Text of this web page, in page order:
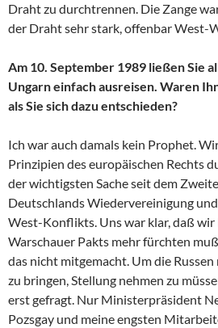
Draht zu durchtrennen. Die Zange
der Draht sehr stark, offenbar West-
Am 10. September 1989 ließen Sie
Ungarn einfach ausreisen. Waren
als Sie sich dazu entschieden?
Ich war auch damals kein Prophet.
Prinzipien des europäischen Rechts
der wichtigsten Sache seit dem
Deutschlands Wiedervereinigung
West-Konflikts. Uns war klar, daß
Warschauer Pakts mehr fürchten
das nicht mitgemacht. Um die
zu bringen, Stellung nehmen zu
erst gefragt. Nur Ministerpräsident
Pozsgay und meine engsten